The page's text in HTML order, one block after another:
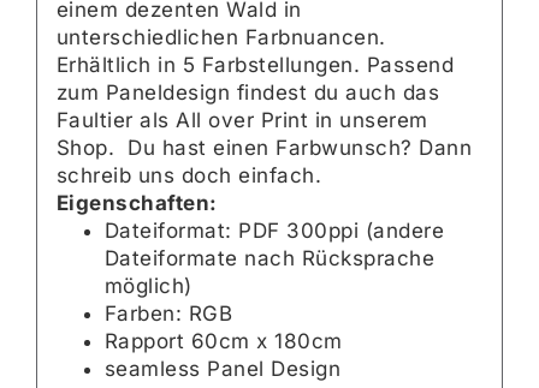
einem dezenten Wald in
unterschiedlichen Farbnuancen.
Erhältlich in 5 Farbstellungen. Passend
zum Paneldesign findest du auch das
Faultier als All over Print in unserem
Shop. Du hast einen Farbwunsch? Dann
schreib uns doch einfach.
Eigenschaften:
Dateiformat: PDF 300ppi (andere
Dateiformate nach Rücksprache
möglich)
Farben: RGB
Rapport 60cm x 180cm
seamless Panel Design